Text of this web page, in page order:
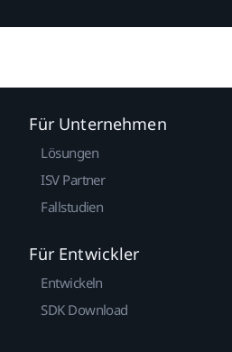
Für Unternehmen
Lösungen
ISV Partner
Fallstudien
Für Entwickler
Entwickeln
SDK Download